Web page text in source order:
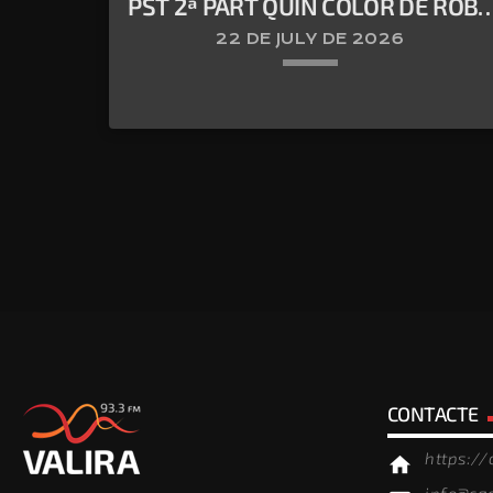
ÉS EL MÉS ADEQUAT A L’ESTIU
22 DE JULY DE 2026
CONTACTE
home https://